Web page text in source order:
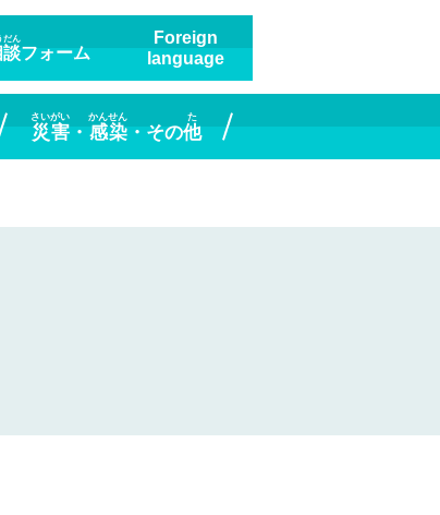
談
だん
フォーム
Foreign
language
災害
さいがい
・ 感染
かんせん
・その他
た